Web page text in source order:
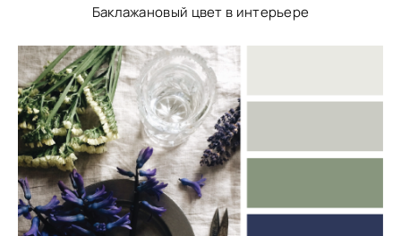
Баклажановый цвет в интерьере